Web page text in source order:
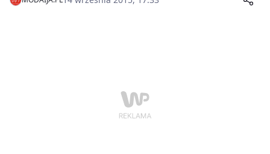
LONDON FASHION FILM FESTIVAL. Za kreację